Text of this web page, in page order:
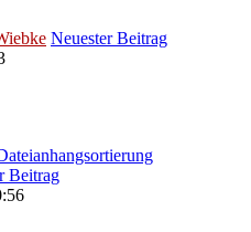
Neuester Beitrag
Beitrag